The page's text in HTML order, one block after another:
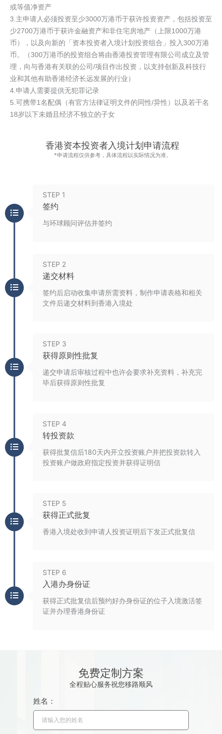
或等值净资产
3.主申请人必须投资至少3000万港币于获许投资资产，包括投资至
少2700万港币于获许金融资产和非住宅房地产（上限1000万港
币），以及向新的「资本投资者入境计划投资组合」投入300万港
币。（300万港币的投资组合将由香港投资管理有限公司成立及管
理，向与香港有关联的公司/项目作出投资，以支持创新及科技行
业和其他有助香港经济长远发展的行业）
4.申请人需要提供无犯罪记录
5.可携带1名配偶（有官方法律证明文件的同性/异性）以及若干名
18岁以下未婚且经济不独立的子女
香港资本投资者入境计划申请流程
*申请流程仅供参考，具体流程以实际情况为准。
STEP 1
签约
与环球顾问评估并签约
STEP 2
递交材料
签约后启动收集申请所需资料，制作申请表格和相关
文件后递交材料到香港入境处
STEP 3
获得原则性批复
递交申请后审核过程中也许会要求补充资料，补充完
毕后获得原则性批复
STEP 4
转投资款
获得批复信后180天内开立投资账户并把投资款转入
投资账户做政府指定投资并获得证明信
STEP 5
获得正式批复
香港入境处收到申请人投资证明后下发正式批复信
STEP 6
入港办身份证
获得正式批复信后预约好办身份证的位子入境激活签
证并办理香港身份证
免费定制方案
全程贴心服务祝您移路顺风
姓名：